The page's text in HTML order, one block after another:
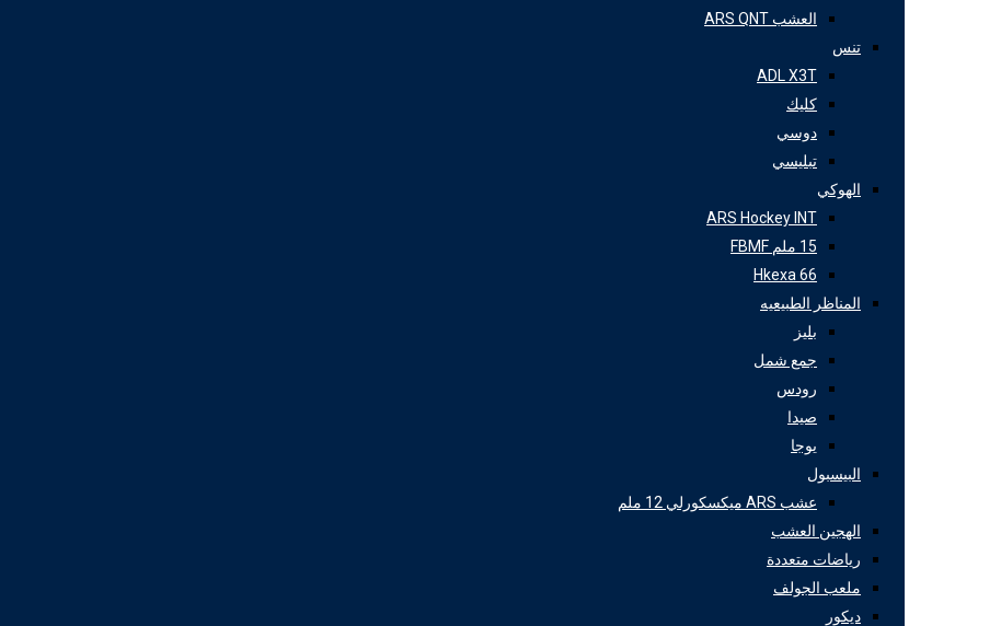
العشب ARS QNT
تنس
ADL X3T
كليك
دوسي
تبليسي
الهوكي
ARS Hockey INT
15 ملم FBMF
Hkexa 66
المناظر الطبيعيه
بليز
جمع شمل
رودس
صيدا
يوجا
البيسبول
عشب ARS ميكسكورلي 12 ملم
الهجين العشب
رياضات متعددة
ملعب الجولف
ديكور